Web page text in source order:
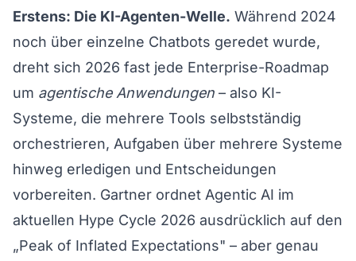
Erstens: Die KI-Agenten-Welle. Während 2024
noch über einzelne Chatbots geredet wurde,
dreht sich 2026 fast jede Enterprise-Roadmap
um agentische Anwendungen – also KI-
Systeme, die mehrere Tools selbstständig
orchestrieren, Aufgaben über mehrere Systeme
hinweg erledigen und Entscheidungen
vorbereiten. Gartner ordnet Agentic AI im
aktuellen Hype Cycle 2026 ausdrücklich auf den
„Peak of Inflated Expectations" – aber genau